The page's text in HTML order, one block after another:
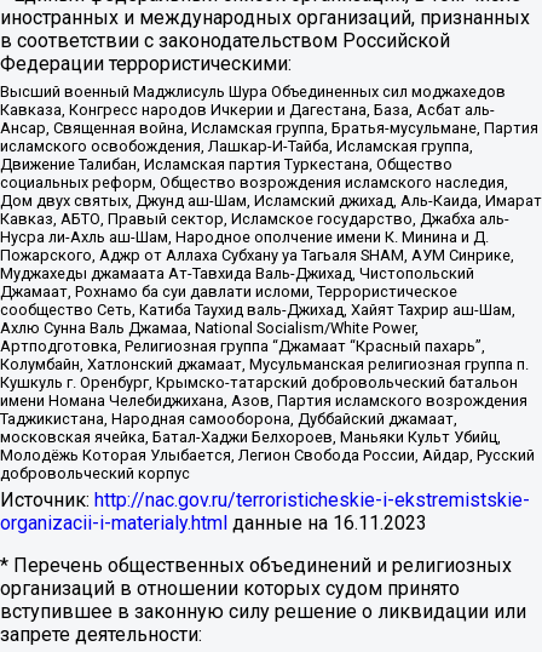
иностранных и международных организаций, признанных
в соответствии с законодательством Российской
Федерации террористическими:
Высший военный Маджлисуль Шура Объединенных сил моджахедов
Кавказа, Конгресс народов Ичкерии и Дагестана, База, Асбат аль-
Ансар, Священная война, Исламская группа, Братья-мусульмане, Партия
исламского освобождения, Лашкар-И-Тайба, Исламская группа,
Движение Талибан, Исламская партия Туркестана, Общество
социальных реформ, Общество возрождения исламского наследия,
Дом двух святых, Джунд аш-Шам, Исламский джихад, Аль-Каида, Имарат
Кавказ, АБТО, Правый сектор, Исламское государство, Джабха аль-
Нусра ли-Ахль аш-Шам, Народное ополчение имени К. Минина и Д.
Пожарского, Аджр от Аллаха Субхану уа Тагьаля SHAM, АУМ Синрике,
Муджахеды джамаата Ат-Тавхида Валь-Джихад, Чистопольский
Джамаат, Рохнамо ба суи давлати исломи, Террористическое
сообщество Сеть, Катиба Таухид валь-Джихад, Хайят Тахрир аш-Шам,
Ахлю Сунна Валь Джамаа, National Socialism/White Power,
Артподготовка, Религиозная группа “Джамаат “Красный пахарь”,
Колумбайн, Хатлонский джамаат, Мусульманская религиозная группа п.
Кушкуль г. Оренбург, Крымско-татарский добровольческий батальон
имени Номана Челебиджихана, Азов, Партия исламского возрождения
Таджикистана, Народная самооборона, Дуббайский джамаат,
московская ячейка, Батал-Хаджи Белхороев, Маньяки Культ Убийц,
Молодёжь Которая Улыбается, Легион Свобода России, Айдар, Русский
добровольческий корпус
Источник: http://nac.gov.ru/terroristicheskie-i-ekstremistskie-
organizacii-i-materialy.html данные на 16.11.2023
* Перечень общественных объединений и религиозных
организаций в отношении которых судом принято
вступившее в законную силу решение о ликвидации или
запрете деятельности: